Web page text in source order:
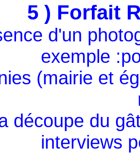
5 ) Forfait
d'un
exemple
(mairie et
découpe du
interviews